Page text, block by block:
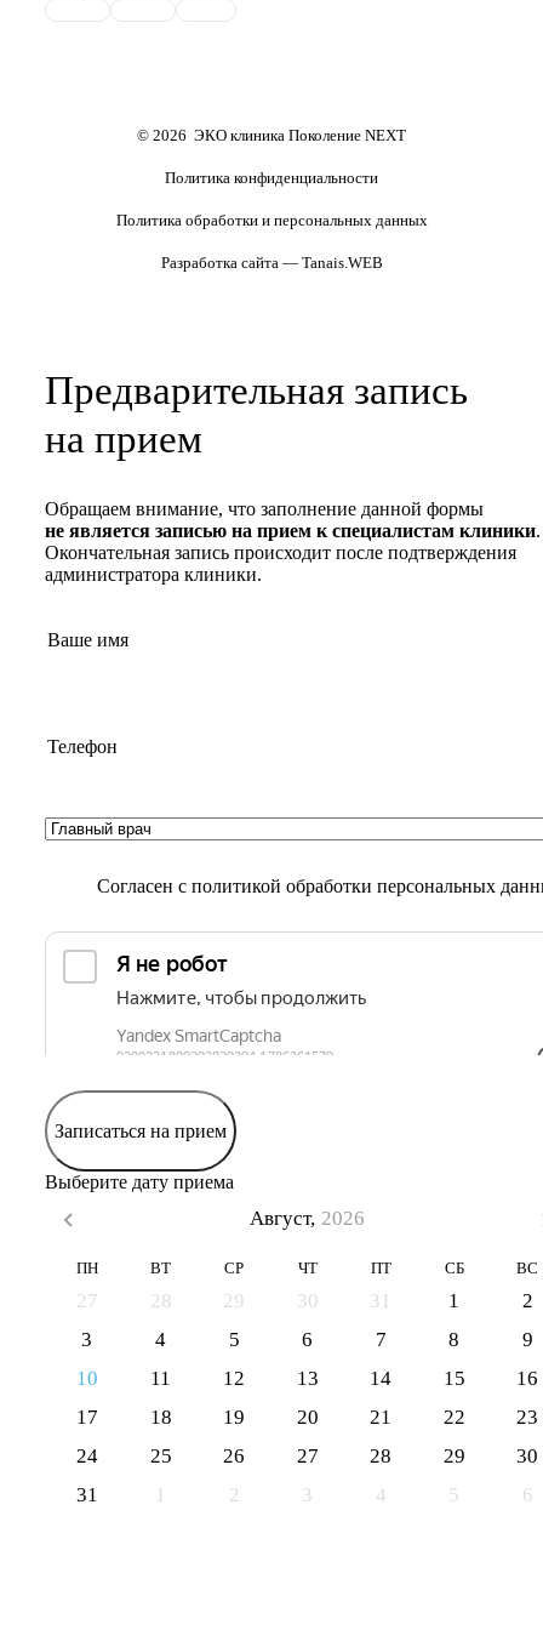
Обследования перед ЭКО,
© 2026 ЭКО клиника Поколение NEXT
Политика конфиденциальности
Политика обработки и персональных данных
Разработка сайта — Tanais.WEB
Предварительная запись
на прием
Обращаем внимание, что заполнение данной формы
не является записью на прием к специалистам клиники.
Окончательная запись происходит после подтверждения
администратора клиники.
Согласен с политикой обработки персональных
Записаться на прием
Выберите дату приема
Август, 2026
ПН ВТ СР ЧТ ПТ СБ ВС
27 28 29 30 31 1
2
3
4 5 6 7 8
9
10
11 12 13 14 15
16
17
18 19 20 21 22
23
24
25 26 27 28 29
30
31
1 2 3 4 5 6